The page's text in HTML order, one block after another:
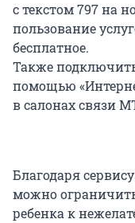
с текстом 797 на
пользование
бесплатное.
Также
помощью
в салонах связи
Благодаря
можно
ребенка к